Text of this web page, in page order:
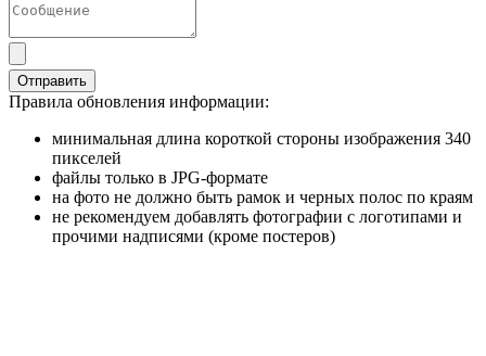
Отправить
Правила обновления информации:
минимальная длина короткой стороны изображения 340
пикселей
файлы только в JPG-формате
на фото не должно быть рамок и черных полос по краям
не рекомендуем добавлять фотографии с логотипами и
прочими надписями (кроме постеров)